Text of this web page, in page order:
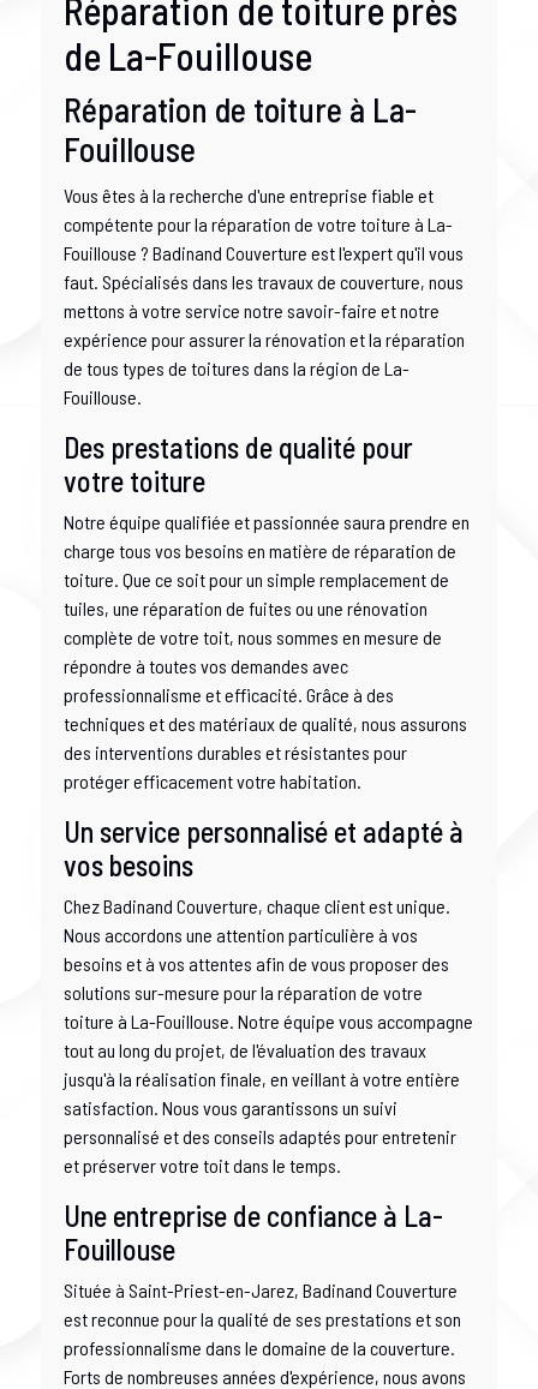
de La-Fouillouse
Réparation de toiture à La-
Fouillouse
Vous êtes à la recherche d'une entreprise fiable et
compétente pour la réparation de votre toiture à La-
Fouillouse ? Badinand Couverture est l'expert qu'il vous
faut. Spécialisés dans les travaux de couverture, nous
mettons à votre service notre savoir-faire et notre
expérience pour assurer la rénovation et la réparation
de tous types de toitures dans la région de La-
Fouillouse.
Des prestations de qualité pour
votre toiture
Notre équipe qualifiée et passionnée saura prendre en
charge tous vos besoins en matière de réparation de
toiture. Que ce soit pour un simple remplacement de
tuiles, une réparation de fuites ou une rénovation
complète de votre toit, nous sommes en mesure de
répondre à toutes vos demandes avec
professionnalisme et efficacité. Grâce à des
techniques et des matériaux de qualité, nous assurons
des interventions durables et résistantes pour
protéger efficacement votre habitation.
Un service personnalisé et adapté à
vos besoins
Chez Badinand Couverture, chaque client est unique.
Nous accordons une attention particulière à vos
besoins et à vos attentes afin de vous proposer des
solutions sur-mesure pour la réparation de votre
toiture à La-Fouillouse. Notre équipe vous accompagne
tout au long du projet, de l'évaluation des travaux
jusqu'à la réalisation finale, en veillant à votre entière
satisfaction. Nous vous garantissons un suivi
personnalisé et des conseils adaptés pour entretenir
et préserver votre toit dans le temps.
Une entreprise de confiance à La-
Fouillouse
Située à Saint-Priest-en-Jarez, Badinand Couverture
est reconnue pour la qualité de ses prestations et son
professionnalisme dans le domaine de la couverture.
Forts de nombreuses années d'expérience, nous avons